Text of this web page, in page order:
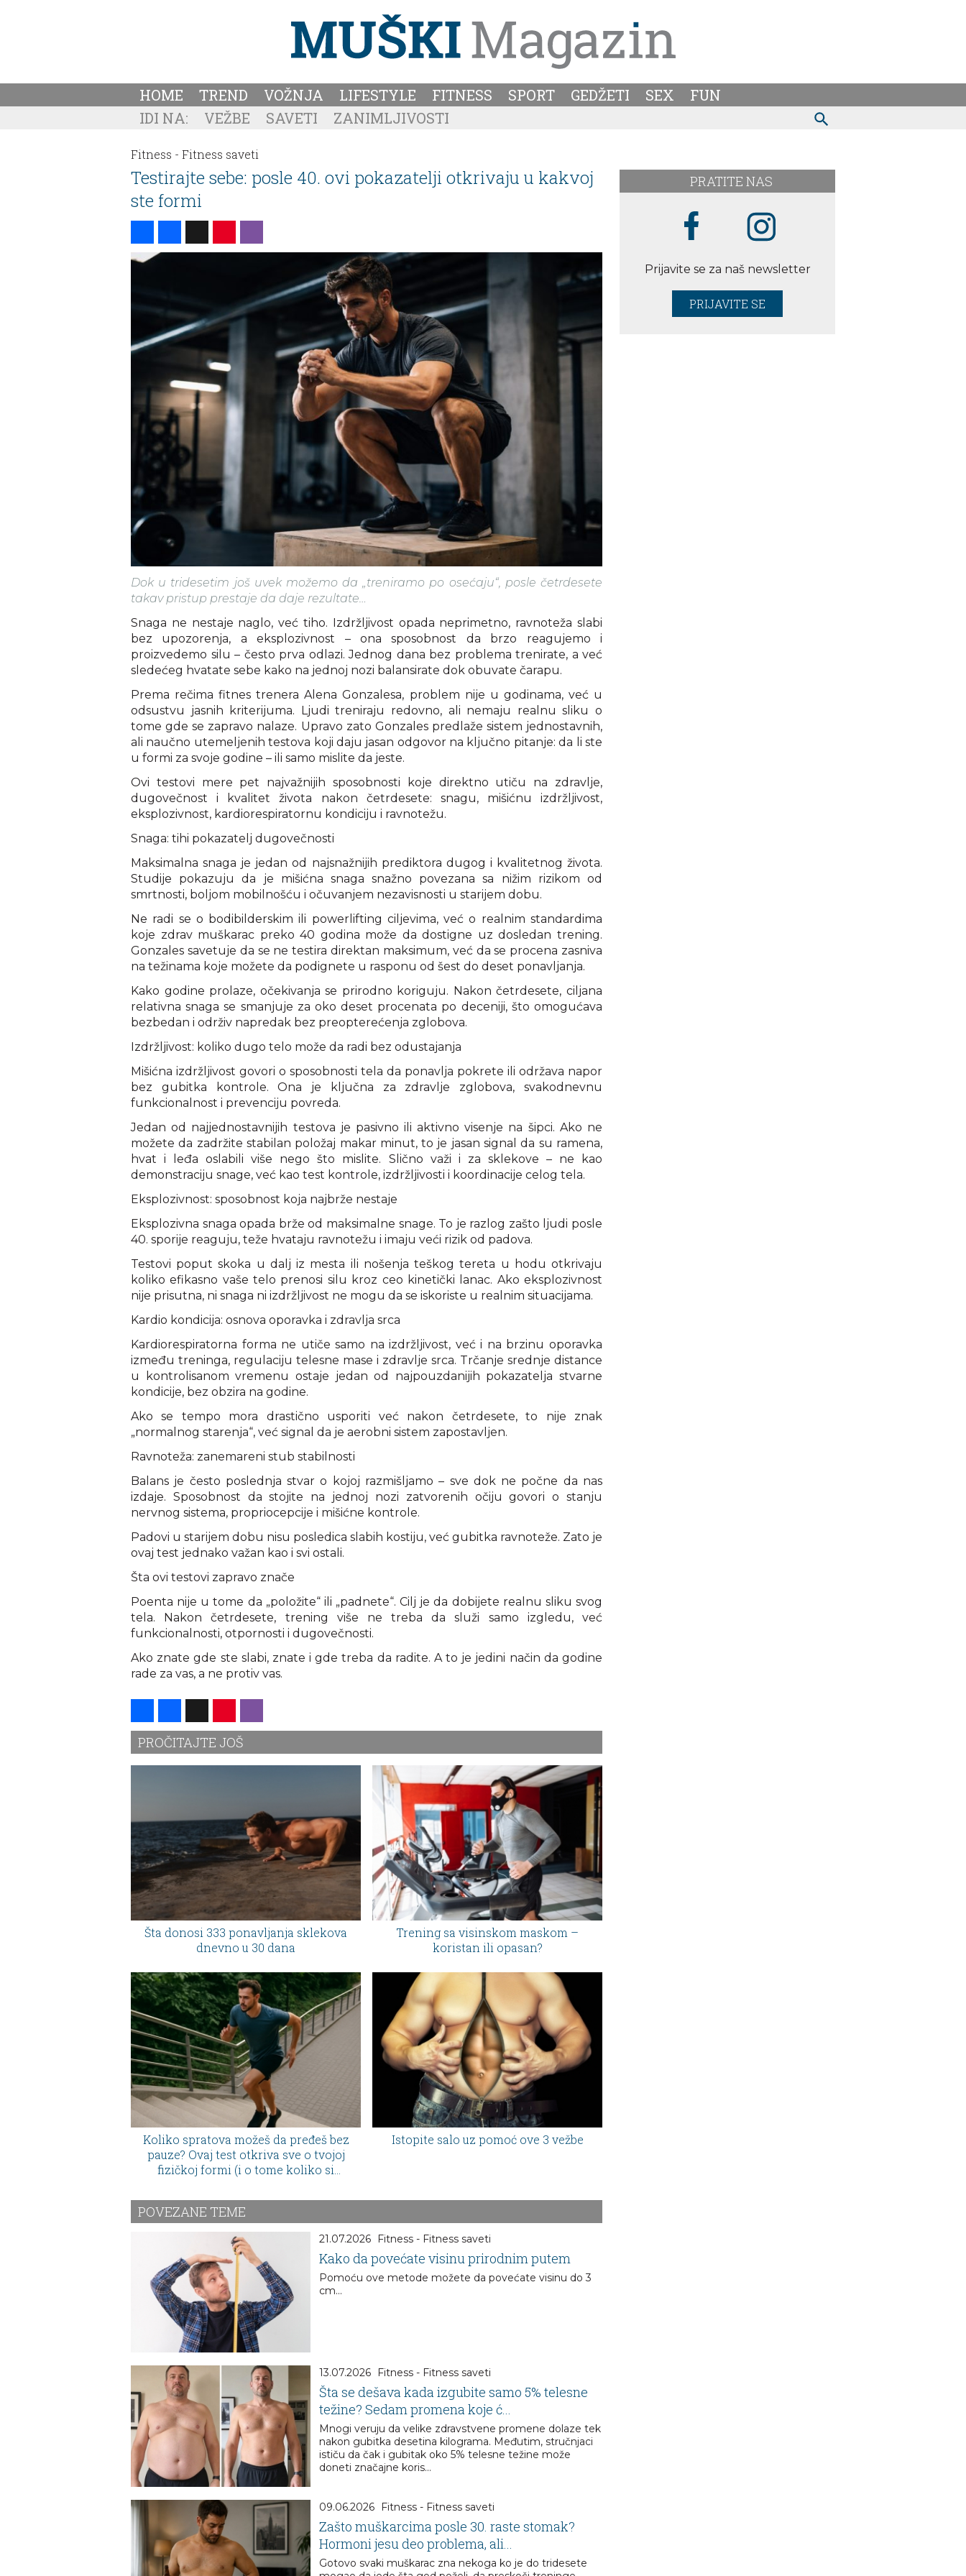
HOME TREND VOŽNJA LIFESTYLE FITNESS SPORT GEDŽETI SEX
FUN
IDI NA:
VEŽBE SAVETI ZANIMLJIVOSTI
Fitness - Fitness saveti
Testirajte sebe: posle 40. ovi pokazatelji otkrivaju u kakvoj
ste formi
Dok u tridesetim još uvek možemo da „treniramo po osećaju“, posle četrdesete
takav pristup prestaje da daje rezultate…
Snaga ne nestaje naglo, već tiho. Izdržljivost opada neprimetno, ravnoteža slabi
bez upozorenja, a eksplozivnost – ona sposobnost da brzo reagujemo i
proizvedemo silu – često prva odlazi. Jednog dana bez problema trenirate, a već
sledećeg hvatate sebe kako na jednoj nozi balansirate dok obuvate čarapu.
Prema rečima fitnes trenera Alena Gonzalesa, problem nije u godinama, već u
odsustvu jasnih kriterijuma. Ljudi treniraju redovno, ali nemaju realnu sliku o
tome gde se zapravo nalaze. Upravo zato Gonzales predlaže sistem jednostavnih,
ali naučno utemeljenih testova koji daju jasan odgovor na ključno pitanje: da li ste
u formi za svoje godine – ili samo mislite da jeste.
Ovi testovi mere pet najvažnijih sposobnosti koje direktno utiču na zdravlje,
dugovečnost i kvalitet života nakon četrdesete: snagu, mišićnu izdržljivost,
eksplozivnost, kardiorespiratornu kondiciju i ravnotežu.
Snaga: tihi pokazatelj dugovečnosti
Maksimalna snaga je jedan od najsnažnijih prediktora dugog i kvalitetnog života.
Studije pokazuju da je mišićna snaga snažno povezana sa nižim rizikom od
smrtnosti, boljom mobilnošću i očuvanjem nezavisnosti u starijem dobu.
Ne radi se o bodibilderskim ili powerlifting ciljevima, već o realnim standardima
koje zdrav muškarac preko 40 godina može da dostigne uz dosledan trening.
Gonzales savetuje da se ne testira direktan maksimum, već da se procena zasniva
na težinama koje možete da podignete u rasponu od šest do deset ponavljanja.
Kako godine prolaze, očekivanja se prirodno koriguju. Nakon četrdesete, ciljana
relativna snaga se smanjuje za oko deset procenata po deceniji, što omogućava
bezbedan i održiv napredak bez preopterećenja zglobova.
Izdržljivost: koliko dugo telo može da radi bez odustajanja
Mišićna izdržljivost govori o sposobnosti tela da ponavlja pokrete ili održava napor
bez gubitka kontrole. Ona je ključna za zdravlje zglobova, svakodnevnu
funkcionalnost i prevenciju povreda.
Jedan od najjednostavnijih testova je pasivno ili aktivno visenje na šipci. Ako ne
možete da zadržite stabilan položaj makar minut, to je jasan signal da su ramena,
hvat i leđa oslabili više nego što mislite. Slično važi i za sklekove – ne kao
demonstraciju snage, već kao test kontrole, izdržljivosti i koordinacije celog tela.
Eksplozivnost: sposobnost koja najbrže nestaje
Eksplozivna snaga opada brže od maksimalne snage. To je razlog zašto ljudi posle
40. sporije reaguju, teže hvataju ravnotežu i imaju veći rizik od padova.
Testovi poput skoka u dalj iz mesta ili nošenja teškog tereta u hodu otkrivaju
koliko efikasno vaše telo prenosi silu kroz ceo kinetički lanac. Ako eksplozivnost
nije prisutna, ni snaga ni izdržljivost ne mogu da se iskoriste u realnim situacijama.
Kardio kondicija: osnova oporavka i zdravlja srca
Kardiorespiratorna forma ne utiče samo na izdržljivost, već i na brzinu oporavka
između treninga, regulaciju telesne mase i zdravlje srca. Trčanje srednje distance
u kontrolisanom vremenu ostaje jedan od najpouzdanijih pokazatelja stvarne
kondicije, bez obzira na godine.
Ako se tempo mora drastično usporiti već nakon četrdesete, to nije znak
„normalnog starenja“, već signal da je aerobni sistem zapostavljen.
Ravnoteža: zanemareni stub stabilnosti
Balans je često poslednja stvar o kojoj razmišljamo – sve dok ne počne da nas
izdaje. Sposobnost da stojite na jednoj nozi zatvorenih očiju govori o stanju
nervnog sistema, propriocepcije i mišićne kontrole.
Padovi u starijem dobu nisu posledica slabih kostiju, već gubitka ravnoteže. Zato je
ovaj test jednako važan kao i svi ostali.
Šta ovi testovi zapravo znače
Poenta nije u tome da „položite“ ili „padnete“. Cilj je da dobijete realnu sliku svog
tela. Nakon četrdesete, trening više ne treba da služi samo izgledu, već
funkcionalnosti, otpornosti i dugovečnosti.
Ako znate gde ste slabi, znate i gde treba da radite. A to je jedini način da godine
rade za vas, a ne protiv vas.
PROČITAJTE JOŠ
Šta donosi 333 ponavljanja sklekova
dnevno u 30 dana
Trening sa visinskom maskom –
koristan ili opasan?
Koliko spratova možeš da pređeš bez
pauze? Ovaj test otkriva sve o tvojoj
fizičkoj formi (i o tome koliko si
Istopite salo uz pomoć ove 3 vežbe
POVEZANE TEME
21.07.2026 Fitness - Fitness saveti
Kako da povećate visinu prirodnim putem
Pomoću ove metode možete da povećate visinu do 3
cm...
13.07.2026 Fitness - Fitness saveti
Šta se dešava kada izgubite samo 5% telesne
težine? Sedam promena koje ć...
Mnogi veruju da velike zdravstvene promene dolaze tek
nakon gubitka desetina kilograma. Međutim, stručnjaci
ističu da čak i gubitak oko 5% telesne težine može
doneti značajne koris...
09.06.2026 Fitness - Fitness saveti
Zašto muškarcima posle 30. raste stomak?
Hormoni jesu deo problema, ali...
Gotovo svaki muškarac zna nekoga ko je do tridesete
PRATITE NAS
Prijavite se za naš newsletter
PRIJAVITE SE